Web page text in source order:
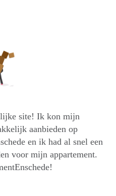
site! Ik kon mijn
aanbieden op
en ik had al snel een
voor mijn appartement.